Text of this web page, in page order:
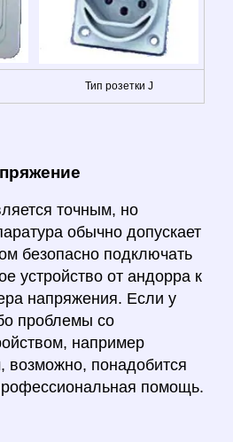
Тип розетки J
точным, но
обычно допускает
безопасно подключать
устройство от андорра к
напряжения. Если у
проблемы со
например
возможно, понадобится
помощь.